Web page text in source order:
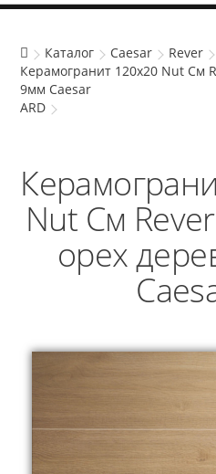
Каталог Caesar
Rever
Керамогранит 120x20 Nut См
9мм Caesar
ARD
Nut См
орех